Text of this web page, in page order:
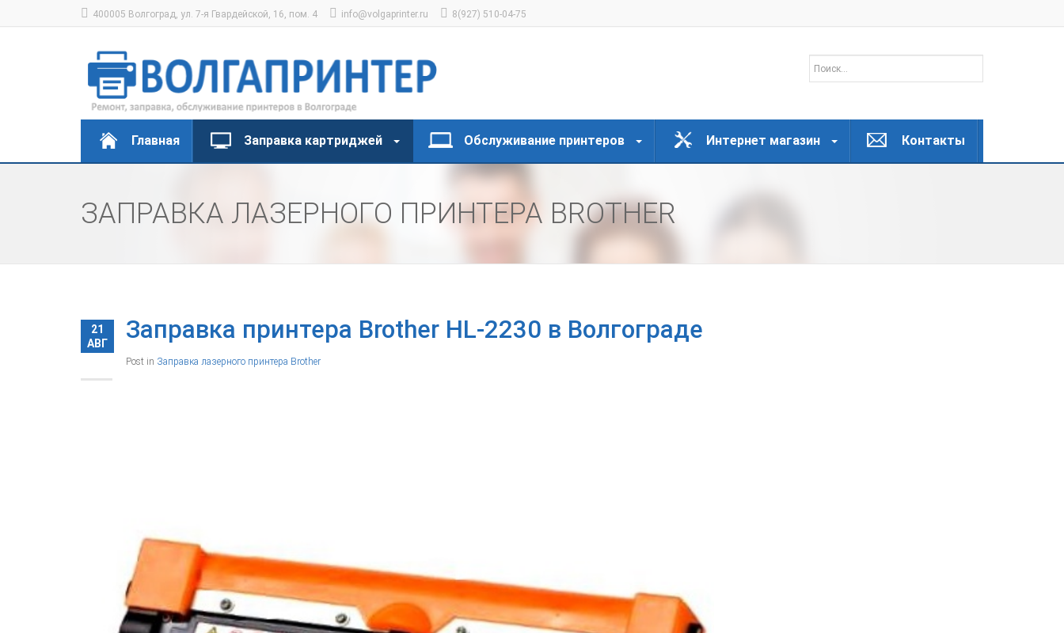
400005 Волгоград, ул. 7-я Гвардейской, 16, пом. 4 info@volgaprinter.ru 8(927) 510-04-75
Главная Заправка картриджей Обслуживание принтеров Интернет магазин Контакты
ЗАПРАВКА ЛАЗЕРНОГО ПРИНТЕРА BROTHER
21
АВГ
Заправка принтера Brother HL-2230 в Волгограде
Post in Заправка лазерного принтера Brother